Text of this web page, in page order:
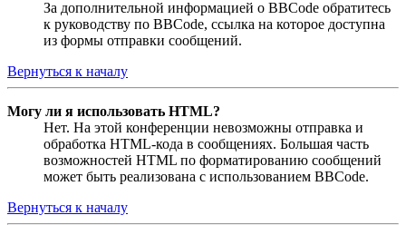
За дополнительной информацией о BBCode обратитесь
к руководству по BBCode, ссылка на которое доступна
из формы отправки сообщений.
Вернуться к началу
Могу ли я использовать HTML?
Нет. На этой конференции невозможны отправка и
обработка HTML-кода в сообщениях. Большая часть
возможностей HTML по форматированию сообщений
может быть реализована с использованием BBCode.
Вернуться к началу